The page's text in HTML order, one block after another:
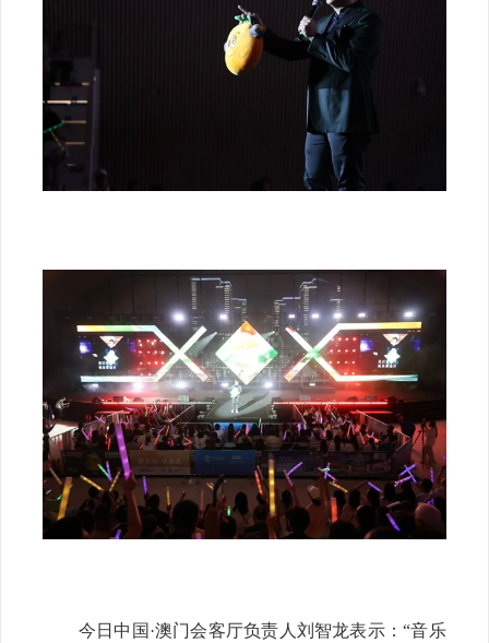
今日中国·澳门会客厅负责人刘智龙表示：“音乐